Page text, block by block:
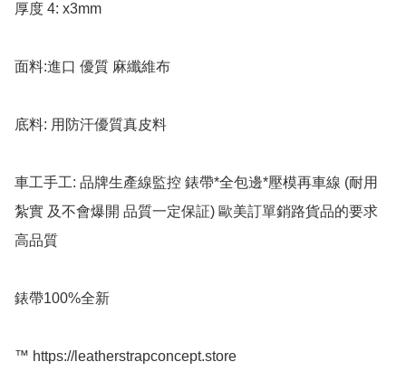
厚度 4: x3mm
面料:進口 優質 麻纖維布
底料: 用防汗優質真皮料
車工手工: 品牌生產線監控 錶帶*全包邊*壓模再車線 (耐用
紮實 及不會爆開 品質一定保証) 歐美訂單銷路貨品的要求
高品質
錶帶100%全新
™️ https://leatherstrapconcept.store